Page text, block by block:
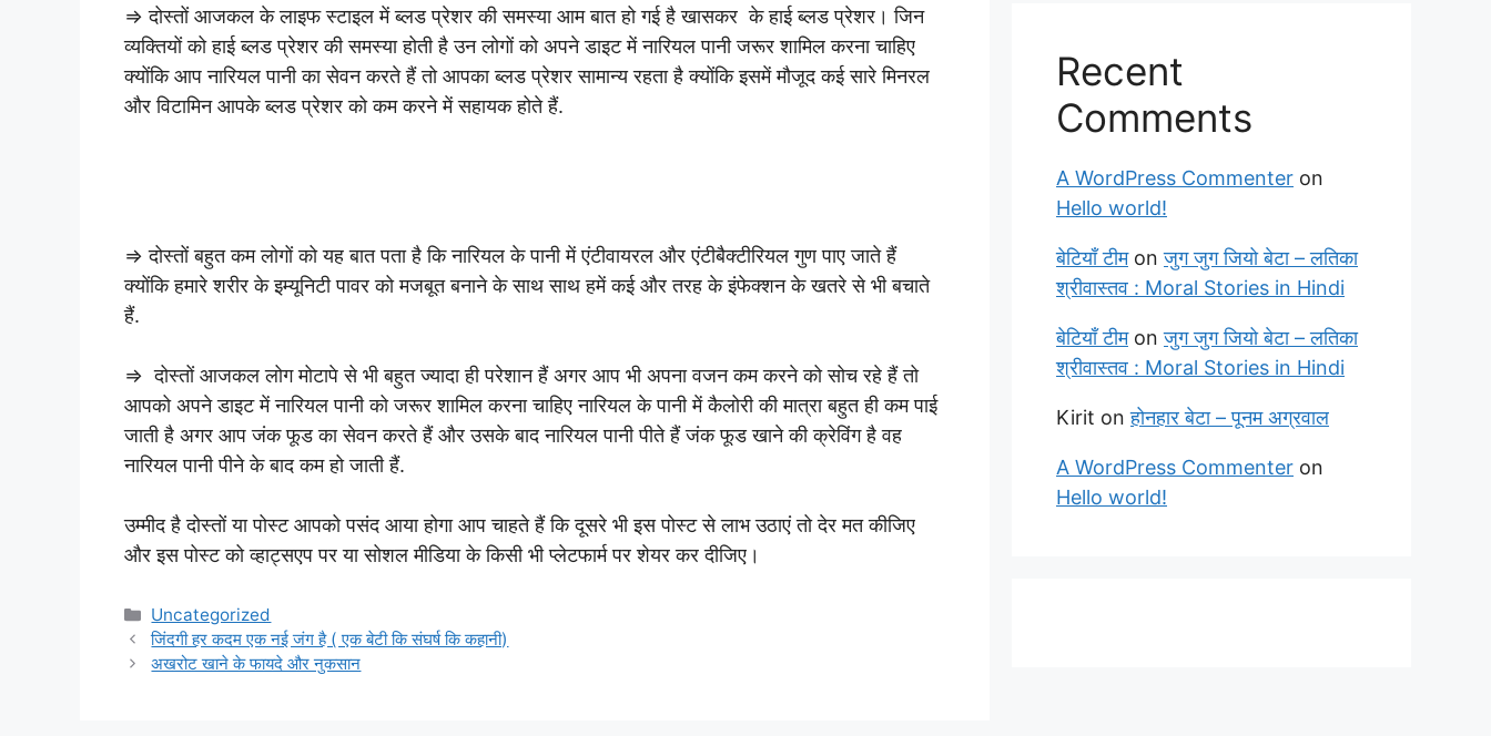
⇒ दोस्तों आजकल के लाइफ स्टाइल में ब्लड प्रेशर की समस्या आम बात हो गई है खासकर के हाई ब्लड प्रेशर। जिन
व्यक्तियों को हाई ब्लड प्रेशर की समस्या होती है उन लोगों को अपने डाइट में नारियल पानी जरूर शामिल करना चाहिए
क्योंकि आप नारियल पानी का सेवन करते हैं तो आपका ब्लड प्रेशर सामान्य रहता है क्योंकि इसमें मौजूद कई सारे मिनरल
और विटामिन आपके ब्लड प्रेशर को कम करने में सहायक होते हैं.
⇒ दोस्तों बहुत कम लोगों को यह बात पता है कि नारियल के पानी में एंटीवायरल और एंटीबैक्टीरियल गुण पाए जाते हैं
क्योंकि हमारे शरीर के इम्यूनिटी पावर को मजबूत बनाने के साथ साथ हमें कई और तरह के इंफेक्शन के खतरे से भी बचाते
हैं.
⇒ दोस्तों आजकल लोग मोटापे से भी बहुत ज्यादा ही परेशान हैं अगर आप भी अपना वजन कम करने को सोच रहे हैं तो
आपको अपने डाइट में नारियल पानी को जरूर शामिल करना चाहिए नारियल के पानी में कैलोरी की मात्रा बहुत ही कम पाई
जाती है अगर आप जंक फूड का सेवन करते हैं और उसके बाद नारियल पानी पीते हैं जंक फूड खाने की क्रेविंग है वह
नारियल पानी पीने के बाद कम हो जाती हैं.
उम्मीद है दोस्तों या पोस्ट आपको पसंद आया होगा आप चाहते हैं कि दूसरे भी इस पोस्ट से लाभ उठाएं तो देर मत कीजिए
और इस पोस्ट को व्हाट्सएप पर या सोशल मीडिया के किसी भी प्लेटफार्म पर शेयर कर दीजिए।
Categories
Uncategorized
जिंदगी हर कदम एक नई जंग है ( एक बेटी कि संघर्ष कि कहानी)
अखरोट खाने के फायदे और नुकसान
Recent
Comments
A WordPress Commenter on
Hello world!
बेटियाँ टीमonजुग जुग जियो बेटा – लतिका
श्रीवास्तव : Moral Stories in Hindi
बेटियाँ टीमonजुग जुग जियो बेटा – लतिका
श्रीवास्तव : Moral Stories in Hindi
Kirit onहोनहार बेटा – पूनम अग्रवाल
A WordPress Commenter on
Hello world!